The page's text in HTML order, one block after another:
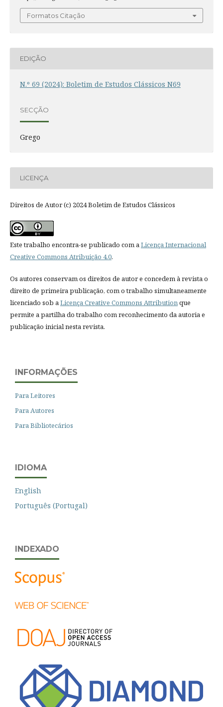
Formatos Citação
EDIÇÃO
N.º 69 (2024): Boletim de Estudos Clássicos N69
SECÇÃO
Grego
LICENÇA
Direitos de Autor (c) 2024 Boletim de Estudos Clássicos
Este trabalho encontra-se publicado com aLicença Internacional
Creative Commons Atribuição 4.0.
Os autores conservam os direitos de autor e concedem à revista o
direito de primeira publicação, com o trabalho simultaneamente
licenciado sob aLicença Creative Commons Attributionque
permite a partilha do trabalho com reconhecimento da autoria e
publicação inicial nesta revista.
INFORMAÇÕES
Para Leitores
Para Autores
Para Bibliotecários
IDIOMA
English
Português (Portugal)
INDEXADO